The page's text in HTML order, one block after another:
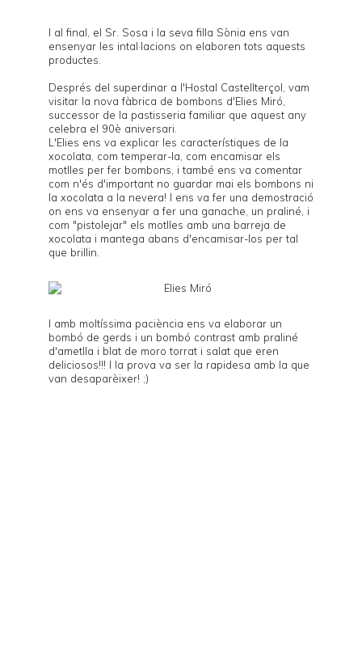
I al final, el Sr. Sosa i la seva filla Sònia ens van
ensenyar les intal·lacions on elaboren tots aquests
productes.
Després del superdinar a l'Hostal Castellterçol, vam
visitar la nova fàbrica de bombons d'Elies Miró
successor de la pastisseria familiar que aquest any
celebra el 90è aniversari.
L'Elies ens va explicar les característiques de la
xocolata, com temperar-la, com encamisar els
motlles per fer bombons, i també ens va comentar
com n'és d'important no guardar mai els bombons ni
la xocolata a la nevera! I ens va fer una demostració
on ens va ensenyar a fer una ganache, un praliné, i
com "pistolejar" els motlles amb una barreja de
xocolata i mantega abans d'encamisar-los per tal
que brillin.
I amb moltíssima paciència ens va elaborar un
bombó de gerds i un bombó contrast amb praliné
d'ametlla i blat de moro torrat i salat que eren
deliciosos!!! I la prova va ser la rapidesa amb la que
van desaparèixer! ;)